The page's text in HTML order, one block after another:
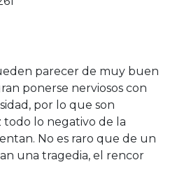
parecer de muy buen
ponerse nerviosos con
por lo que son
todo lo negativo de la
No es raro que de un
una tragedia, el rencor